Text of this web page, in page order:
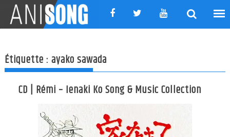
content
Étiquette :ayako sawada
CD | Rémi – Ienaki Ko Song & Music Collection